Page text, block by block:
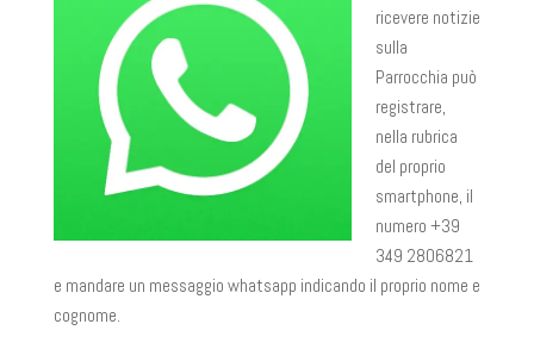
ricevere notizie
sulla
Parrocchia può
registrare,
nella rubrica
del proprio
smartphone, il
numero +39
349 2806821
e mandare un messaggio whatsapp indicando il proprio nome e
cognome.